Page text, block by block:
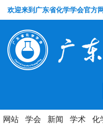
欢迎来到广东省化学学会官方
网站
学会
新闻
学术
化